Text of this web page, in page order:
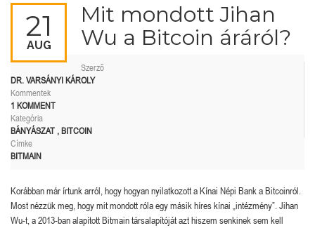
21
AUG
Mit mondott Jihan
Wu a Bitcoin áráról?
Szerző
DR. VARSÁNYI KÁROLY
Kommentek
1 KOMMENT
Kategória
BÁNYÁSZAT , BITCOIN
Címke
BITMAIN
Korábban már írtunk arról, hogy hogyan nyilatkozott a Kínai Népi Bank a Bitcoinról.
Most nézzük meg, hogy mit mondott róla egy másik híres kínai „intézmény”. Jihan
Wu-t, a 2013-ban alapított Bitmain társalapítóját azt hiszem senkinek sem kell